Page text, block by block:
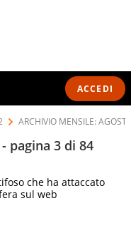
ACCEDI
ARCHIVIO MENSILE:
pagina 3 di 84
che ha attaccato
sul web